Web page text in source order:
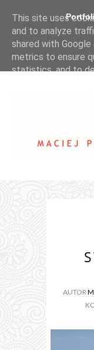
AUTOR
This site uses
and to analyze
shared with
metrics to ensure
statistics, and to